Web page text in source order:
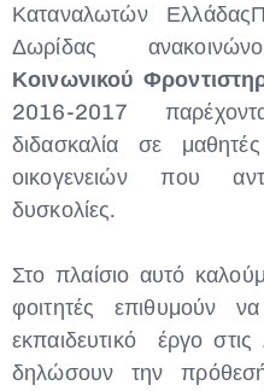
Καταναλωτών
Δωρίδας
Κοινωνικού
2016-2017
διδασκαλία σε
οικογενειών που
δυσκολίες.
Στο πλαίσιο αυτό
φοιτητές επιθυμούν
εκπαιδευτικό έργο
δηλώσουν την